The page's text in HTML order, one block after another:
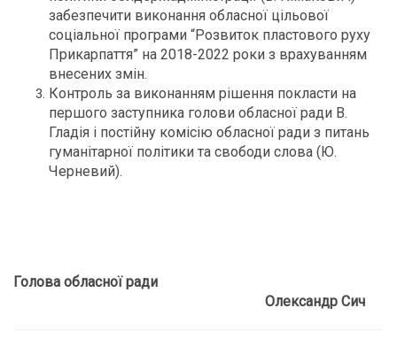
забезпечити виконання обласної цільової
соціальної програми “Розвиток пластового руху
Прикарпаття” на 2018-2022 роки з врахуванням
внесених змін.
Контроль за виконанням рішення покласти на
першого заступника голови обласної ради В.
Гладія і постійну комісію обласної ради з питань
гуманітарної політики та свободи слова (Ю.
Черневий).
Голова обласної ради
Олександр Сич